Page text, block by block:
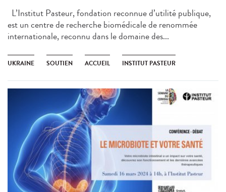
L’Institut Pasteur, fondation reconnue d’utilité publique,
est un centre de recherche biomédicale de renommée
internationale, reconnu dans le domaine des...
UKRAINE SOUTIEN ACCUEIL INSTITUT PASTEUR